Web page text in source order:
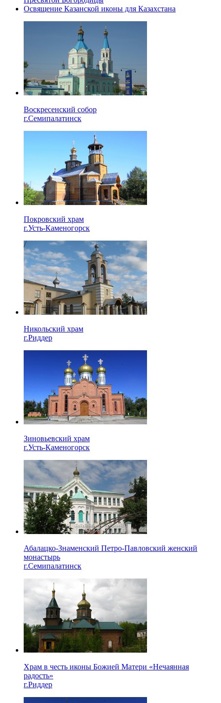
Освящение Казанской иконы для Казахстана
Воскресенский собор
г.Семипалатинск
Покровский храм
г.Усть-Каменогорск
Никольский храм
г.Риддер
Зиновьевский храм
г.Усть-Каменогорск
Абалацко-Знаменский Петро-Павловский женский
монастырь
г.Семипалатинск
Храм в честь иконы Божией Матери «Нечаянная
радость»
г.Риддер